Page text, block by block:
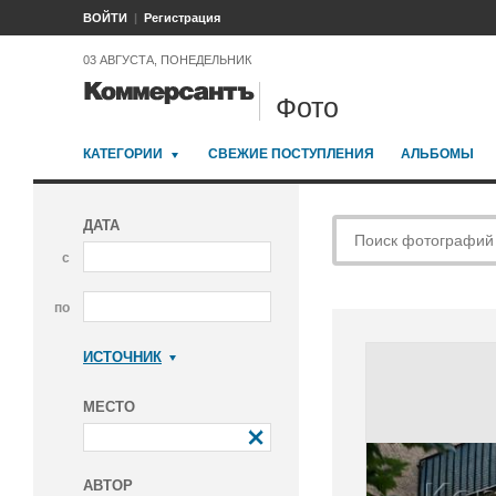
ВОЙТИ Регистрация
03 АВГУСТА, ПОНЕДЕЛЬНИК
Фото
КАТЕГОРИИ СВЕЖИЕ ПОСТУПЛЕНИЯ АЛЬБОМЫ
ДАТА
с
по
ИСТОЧНИК
МЕСТО
АВТОР